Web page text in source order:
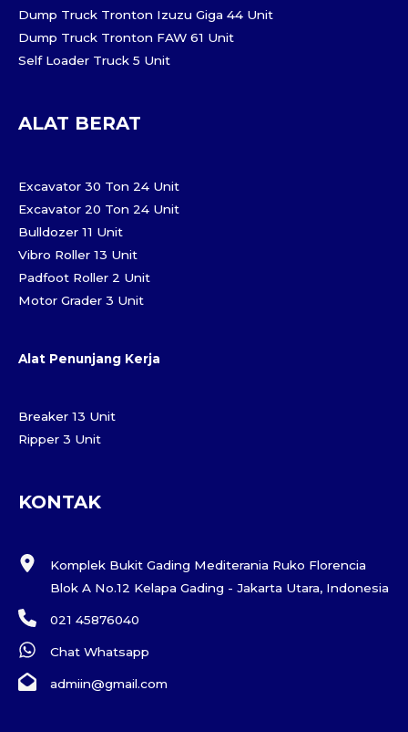
Dump Truck Tronton Izuzu Giga 44 Unit
Dump Truck Tronton FAW 61 Unit
Self Loader Truck 5 Unit
ALAT BERAT
Excavator 30 Ton 24 Unit
Excavator 20 Ton 24 Unit
Bulldozer 11 Unit
Vibro Roller 13 Unit
Padfoot Roller 2 Unit
Motor Grader 3 Unit
Alat Penunjang Kerja
Breaker 13 Unit
Ripper 3 Unit
KONTAK
Komplek Bukit Gading Mediterania Ruko Florencia
Blok A No.12 Kelapa Gading - Jakarta Utara, Indonesia
021 45876040
Chat Whatsapp
admiin@gmail.com